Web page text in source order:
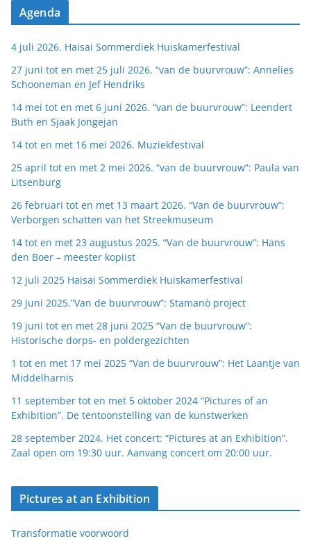
Agenda
4 juli 2026. Haisai Sommerdiek Huiskamerfestival
27 juni tot en met 25 juli 2026. “van de buurvrouw”: Annelies
Schooneman en Jef Hendriks
14 mei tot en met 6 juni 2026. “van de buurvrouw”: Leendert
Buth en Sjaak Jongejan
14 tot en met 16 mei 2026. Muziekfestival
25 april tot en met 2 mei 2026. “van de buurvrouw”: Paula van
Litsenburg
26 februari tot en met 13 maart 2026. “Van de buurvrouw”:
Verborgen schatten van het Streekmuseum
14 tot en met 23 augustus 2025. “Van de buurvrouw”: Hans
den Boer – meester kopiist
12 juli 2025 Haisai Sommerdiek Huiskamerfestival
29 juni 2025.”Van de buurvrouw”: Stamanò project
19 juni tot en met 28 juni 2025 “Van de buurvrouw”:
Historische dorps- en poldergezichten
1 tot en met 17 mei 2025 “Van de buurvrouw”: Het Laantje van
Middelharnis
11 september tot en met 5 oktober 2024 “Pictures of an
Exhibition”. De tentoonstelling van de kunstwerken
28 september 2024. Het concert: “Pictures at an Exhibition”.
Zaal open om 19:30 uur. Aanvang concert om 20:00 uur.
Pictures at an Exhibition
Transformatie voorwoord